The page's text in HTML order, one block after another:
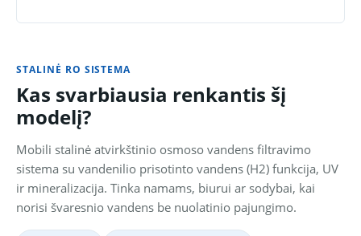
STALINĖ RO SISTEMA
Kas svarbiausia renkantis šį
modelį?
Mobili stalinė atvirkštinio osmoso vandens filtravimo
sistema su vandenilio prisotinto vandens (H2) funkcija, UV
ir mineralizacija. Tinka namams, biurui ar sodybai, kai
norisi švaresnio vandens be nuolatinio pajungimo.